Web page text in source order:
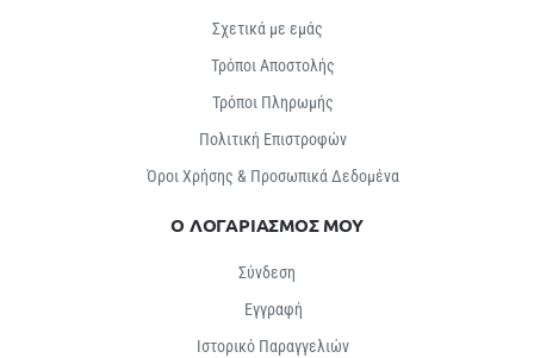
Σχετικά με εμάς
Τρόποι Αποστολής
Τρόποι Πληρωμής
Πολιτική Επιστροφών
Όροι Χρήσης & Προσωπικά Δεδομένα
Ο ΛΟΓΑΡΙΑΣΜΟΣ ΜΟΥ
Σύνδεση
Εγγραφή
Ιστορικό Παραγγελιών